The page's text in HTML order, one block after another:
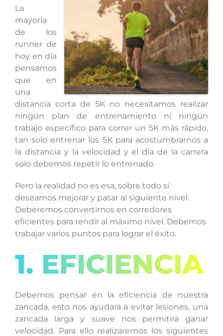
La
mayoría
de los
runner de
hoy en día
pensamos
que en
una
distancia corta de 5K no necesitamos realizar
ningún plan de entrenamiento ni ningún
trabajo específico para correr un 5K más rápido,
tan solo entrenar los 5K para acostumbrarnos a
la distancia y la velocidad y el día de la carrera
solo debemos repetir lo entrenado.
Pero la realidad no es esa, sobre todo si
deseamos mejorar y pasar al siguiente nivel.
Deberemos convertirnos en corredores
eficientes para rendir al máximo nivel. Debemos
trabajar varios puntos para lograr el éxito.
1. EFICIENCIA
Debemos pensar en la eficiencia de nuestra
zancada, esto nos ayudará a evitar lesiones, una
zancada larga y suave nos permitirá ganar
velocidad. Para ello realizaremos los siguientes